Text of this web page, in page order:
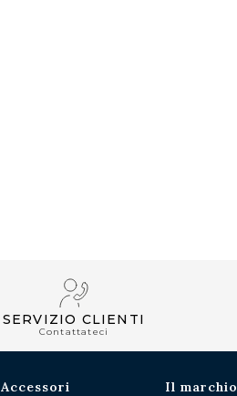
SERVIZIO CLIENTI
Contattateci
Accessori Il marchio